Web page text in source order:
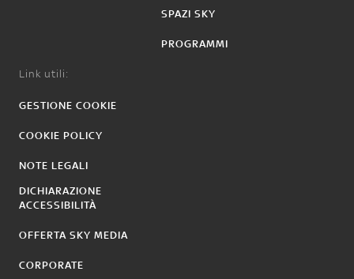
SPAZI SKY
PROGRAMMI
Link utili:
GESTIONE COOKIE
COOKIE POLICY
NOTE LEGALI
DICHIARAZIONE
ACCESSIBILITÀ
OFFERTA SKY MEDIA
CORPORATE